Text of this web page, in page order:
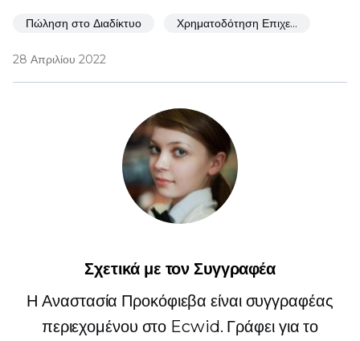
Πώληση στο Διαδίκτυο Χρηματοδότηση Επιχειρήσεων
28 Απριλίου 2022
Σχετικά με τον Συγγραφέα
Η Αναστασία Προκόφιεβα είναι συγγραφέας
περιεχομένου στο Ecwid. Γράφει για το